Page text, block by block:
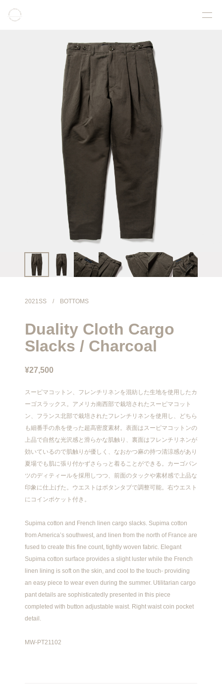
2021SS / BOTTOMS
Duality Cloth Cargo
Slacks / Charcoal
¥27,500
スーピマコットン、フレンチリネンを混紡した生地を使用したカ
ーゴスラックス。アメリカ南西部で栽培されたスーピマコット
ン、フランス北部で栽培されたフレンチリネンを使用し、どちら
も細番手の糸を使った超高密度素材。表面はスーピマコットンの
上品で自然な光沢感と滑らかな肌触り、裏面はフレンチリネンが
効いているので肌触りが優しく、なおかつ麻の持つ清涼感があり
夏場でも肌に張り付かずさらっと着ることができる。カーゴパン
ツのディティールを採用しつつ、前面のタックや素材感で上品な
印象に仕上げた。ウエストはボタンタブで調整可能。右ウエスト
にコインポケット付き。
Supima cotton and French linen cargo slacks. Supima cotton
from America’s southwest, and linen from the north of France are
fused to create this fine count, tightly woven fabric. Elegant
Supima cotton surface provides a slight luster while the French
linen lining is soft on the skin, and cool to the touch- providing
an easy piece to wear even during the summer. Utilitarian cargo
pant details are sophisticatedly presented in this piece
completed with button adjustable waist. Right waist coin pocket
detail.
MW-PT21102
COLLECTION
PRODUCT
GALLERY
ONLINE STORE
STORELIST
ABOUT
FACEBOOK
INSTAGRAM